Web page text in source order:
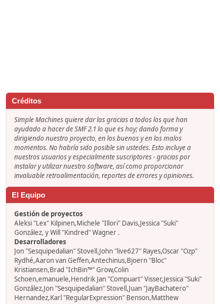
Créditos
Simple Machines quiere dar las gracias a todos los que han
ayudado a hacer de SMF 2.1 lo que es hoy; dando forma y
dirigiendo nuestro proyecto, en los buenos y en los malos
momentos. No habría sido posible sin ustedes. Esto incluye a
nuestros usuarios y especialmente suscriptores - gracias por
instalar y utilizar nuestro software, así como proporcionar
invaluable retroalimentación, reportes de errores y opiniones.
El Equipo
Gestión de proyectos
Aleksi "Lex" Kilpinen,Michele "Illori" Davis,Jessica "Suki"
González, y Will "Kindred" Wagner .
Desarrolladores
Jon "Sesquipedalian" Stovell,John "live627" Rayes,Oscar "Ozp"
Rydhé,Aaron van Geffen,Antechinus,Bjoern "Bloc"
Kristiansen,Brad "IchBin™" Grow,Colin
Schoen,emanuele,Hendrik Jan "Compuart" Visser,Jessica "Suki"
González,Jon "Sesquipedalian" Stovell,Juan "JayBachatero"
Hernandez,Karl "RegularExpression" Benson,Matthew